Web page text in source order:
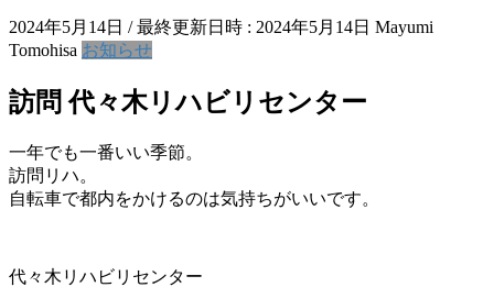
2024年5月14日 / 最終更新日時 : 2024年5月14日 Mayumi
Tomohisa お知らせ
訪問 代々木リハビリセンター
一年でも一番いい季節。
訪問リハ。
自転車で都内をかけるのは気持ちがいいです。
代々木リハビリセンター